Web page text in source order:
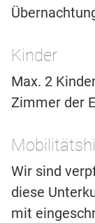
Kinder
Max. 2
Zimmer der
Wir sind
diese
mit